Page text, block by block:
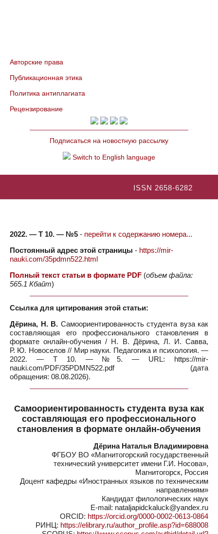
Авторские права
Публикационная этика
Политика антиплагиата
Рецензирование
Подписаться на новостную рассылку
Switch to English language
ISSN 2658-6282
2022. — Т 10. — №5 - перейти к содержанию номера...
Постоянный адрес этой страницы - https://mir-
nauki.com/35pdmn522.html
Полный текст статьи в формате PDF (объем файла:
565.1 Кбайт)
Ссылка для цитирования этой статьи:
Дёрина, Н. В. Самоориентированность студента вуза как
составляющая его профессионального становления в
формате онлайн-обучения / Н. В. Дёрина, Л. И. Савва,
Р. Ю. Новоселов // Мир науки. Педагогика и психология. —
2022. — Т 10. — №5. — URL: https://mir-
nauki.com/PDF/35PDMN522.pdf (дата
обращения: 08.08.2026).
Самоориентированность студента вуза как
составляющая его профессионального
становления в формате онлайн-обучения
Дёрина Наталья Владимировна
ФГБОУ ВО «Магнитогорский государственный
технический университет имени Г.И. Носова»,
Магнитогорск, Россия
Доцент кафедры «Иностранных языков по техническим
направлениям»
Кандидат филологических наук
E-mail: nataljapidckaluck@yandex.ru
ORCID: https://orcid.org/0000-0002-0613-0864
РИНЦ: https://elibrary.ru/author_profile.asp?id=688008